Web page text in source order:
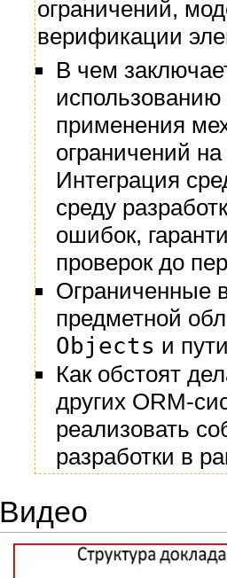
ограничений,
верификации
В чем
использованию
применения
ограничений
Интеграция
среду
ошибок,
проверок до
Ограниченные
предметной
Objects и
Как обстоят
других ORM-
реализовать
разработки в
Видео